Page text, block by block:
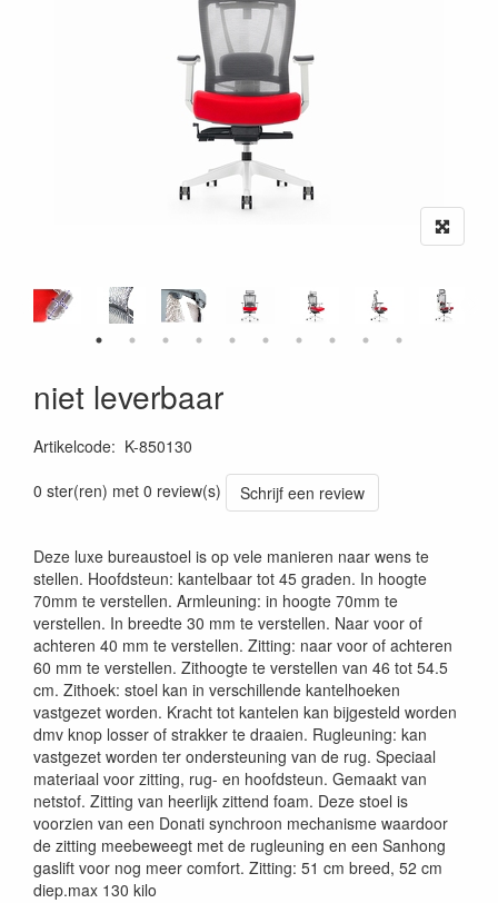
niet leverbaar
Artikelcode: K-850130
0 ster(ren) met 0 review(s)
Schrijf een review
Deze luxe bureaustoel is op vele manieren naar wens te
stellen. Hoofdsteun: kantelbaar tot 45 graden. In hoogte
70mm te verstellen. Armleuning: in hoogte 70mm te
verstellen. In breedte 30 mm te verstellen. Naar voor of
achteren 40 mm te verstellen. Zitting: naar voor of achteren
60 mm te verstellen. Zithoogte te verstellen van 46 tot 54.5
cm. Zithoek: stoel kan in verschillende kantelhoeken
vastgezet worden. Kracht tot kantelen kan bijgesteld worden
dmv knop losser of strakker te draaien. Rugleuning: kan
vastgezet worden ter ondersteuning van de rug. Speciaal
materiaal voor zitting, rug- en hoofdsteun. Gemaakt van
netstof. Zitting van heerlijk zittend foam. Deze stoel is
voorzien van een Donati synchroon mechanisme waardoor
de zitting meebeweegt met de rugleuning en een Sanhong
gaslift voor nog meer comfort. Zitting: 51 cm breed, 52 cm
diep.max 130 kilo